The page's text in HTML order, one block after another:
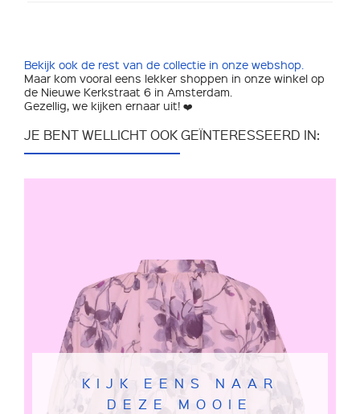
Bekijk ook de rest van de collectie in onze webshop.
Maar kom vooral eens lekker shoppen in onze winkel op
de Nieuwe Kerkstraat 6 in Amsterdam.
Gezellig, we kijken ernaar uit! ❤️
JE BENT WELLICHT OOK GEÏNTERESSEERD IN:
KIJK EENS NAAR
DEZE MOOIE